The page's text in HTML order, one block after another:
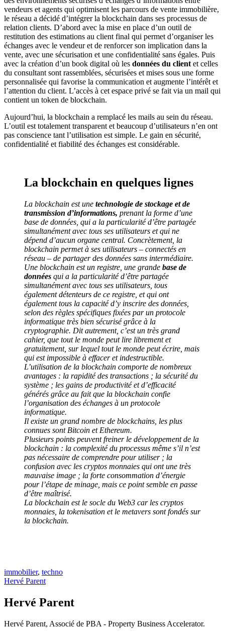
vendeurs et agents qui optimisent les parcours de vente immobilière,
le réseau a décidé d’intégrer la blockchain dans ses processus de
relation clients. D’abord avec la mise en place d’un outil de
restitution des estimations au client final qui permet d’organiser les
échanges avec le vendeur et de renforcer son implication dans la
vente, avec une sécurisation et une confidentialité sans égales. Puis
avec la création d’un book digital où les données du client et celles
du consultant sont rassemblées, sécurisées et mises sous une forme
personnalisée qui favorise la communication et augmente l’intérêt et
l’attention du client. L’accès à cet espace privé se fait via un mail qui
contient un token de blockchain.
Aujourd’hui, la blockchain a remplacé les mails au sein du réseau.
L’outil est totalement transparent et beaucoup d’utilisateurs n’en ont
pas conscience tant l’utilisation est simple. Le gain en sécurité,
confidentialité et fiabilité des échanges est considérable.
La blockchain en quelques lignes
La blockchain est une technologie de stockage et de
transmission d’informations, prenant la forme d’une
base de données, qui a la particularité d’être partagée
simultanément avec tous ses utilisateurs et qui ne
dépend d’aucun organe central. Concrètement, la
blockchain permet à ses utilisateurs – connectés en
réseau – de partager des données sans intermédiaire.
Une blockchain est un registre, une grande base de
données qui a la particularité d’être partagée
simultanément avec tous ses utilisateurs, tous
également détenteurs de ce registre, et qui ont
également tous la capacité d’y inscrire des données,
selon des règles spécifiques fixées par un protocole
informatique très bien sécurisé grâce à la
cryptographie. Dit autrement, c’est un très grand
cahier, que tout le monde peut lire librement et
gratuitement, sur lequel tout le monde peut écrire, mais
qui est impossible à effacer et indestructible.
L’utilisation de la blockchain comporte de nombreux
avantages : la rapidité des transactions ; la sécurité du
système ; les gains de productivité et d’efficacité
générés grâce au fait que la blockchain confie
l’organisation des échanges à un protocole
informatique.
Il existe un grand nombre de blockchains, les plus
connues sont Bitcoin et Ethereum.
Plusieurs points peuvent freiner le développement de la
blockchain : la complexité du processus même s’il n’est
pas nécessaire de comprendre pour utiliser ; la
confusion avec les cryptos monnaies qui ont une très
mauvaise image ; la forte consommation d’énergie
pour l’étape de minage, mais ce point semble en passe
d’être maîtrisé.
La blockchain est le socle du Web3 car les cryptos
monnaies, la tokenisation et le metavers sont fondés sur
la blockchain.
immobilier, techno
Hervé Parent
Hervé Parent
Hervé Parent, Associé de PBA - Property Business Accelerator.